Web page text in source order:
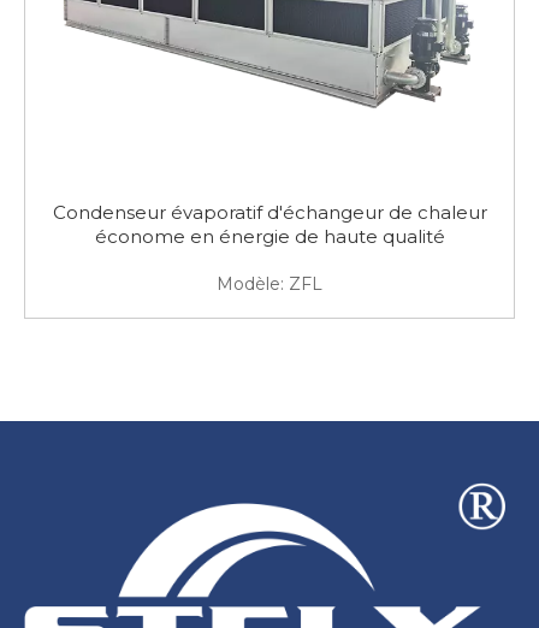
Condenseur évaporatif d'échangeur de chaleur
économe en énergie de haute qualité
Modèle: ZFL